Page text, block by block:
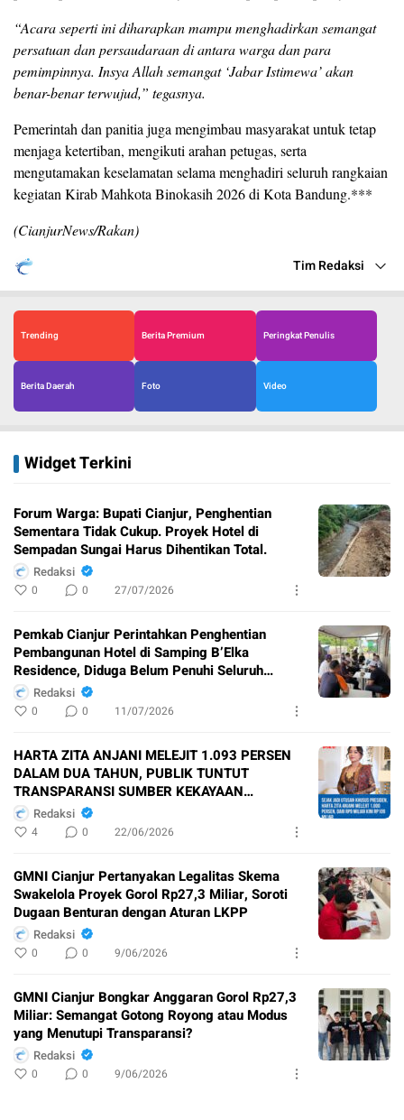
“Acara seperti ini diharapkan mampu menghadirkan semangat
persatuan dan persaudaraan di antara warga dan para
pemimpinnya. Insya Allah semangat ‘Jabar Istimewa’ akan
benar-benar terwujud,” tegasnya.
Pemerintah dan panitia juga mengimbau masyarakat untuk tetap
menjaga ketertiban, mengikuti arahan petugas, serta
mengutamakan keselamatan selama menghadiri seluruh rangkaian
kegiatan Kirab Mahkota Binokasih 2026 di Kota Bandung.***
(CianjurNews/Rakan)
Tim Redaksi
Trending Berita Premium Peringkat Penulis
Berita Daerah Foto Video
Widget Terkini
Forum Warga: Bupati Cianjur, Penghentian
Sementara Tidak Cukup. Proyek Hotel di
Sempadan Sungai Harus Dihentikan Total.
Redaksi
0 0 27/07/2026
Pemkab Cianjur Perintahkan Penghentian
Pembangunan Hotel di Samping B’Elka
Residence, Diduga Belum Penuhi Seluruh
Perizinan
Redaksi
0 0 11/07/2026
HARTA ZITA ANJANI MELEJIT 1.093 PERSEN
DALAM DUA TAHUN, PUBLIK TUNTUT
TRANSPARANSI SUMBER KEKAYAAN
PEJABAT NEGARA
Redaksi
4 0 22/06/2026
GMNI Cianjur Pertanyakan Legalitas Skema
Swakelola Proyek Gorol Rp27,3 Miliar, Soroti
Dugaan Benturan dengan Aturan LKPP
Redaksi
0 0 9/06/2026
GMNI Cianjur Bongkar Anggaran Gorol Rp27,3
Miliar: Semangat Gotong Royong atau Modus
yang Menutupi Transparansi?
Redaksi
0 0 9/06/2026